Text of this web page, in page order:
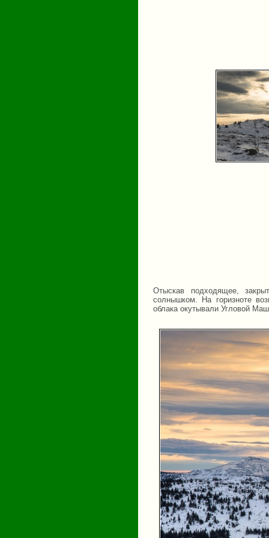
Отыскав подходящее,
солнышком. На горизноте
облака окутывали Угловой